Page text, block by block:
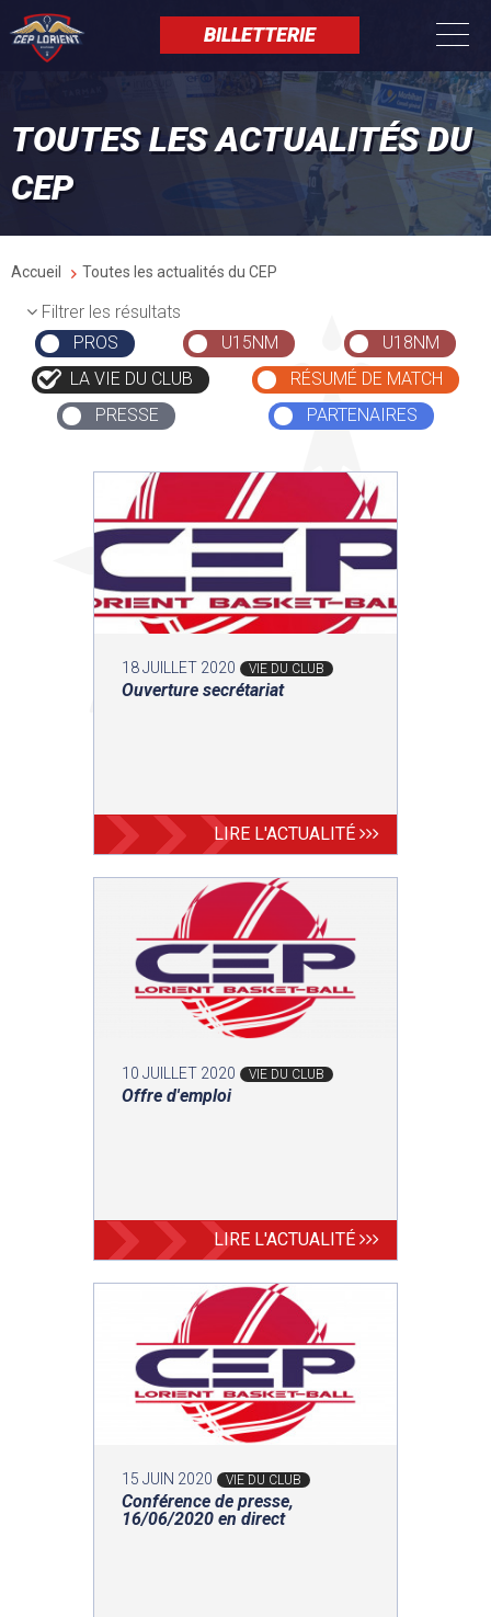
au
contenu
principal
BILLETTERIE
TOUTES LES ACTUALITÉS DU
CEP
Fil
Accueil Toutes les actualités du CEP
Filtrer les résultats
PROS
U15NM
U18NM
LA VIE DU CLUB
RÉSUMÉ DE MATCH
PRESSE
PARTENAIRES
18 JUILLET 2020 VIE DU CLUB
Ouverture secrétariat
LIRE L'ACTUALITÉ
10 JUILLET 2020 VIE DU CLUB
Offre d'emploi
LIRE L'ACTUALITÉ
15 JUIN 2020 VIE DU CLUB
Conférence de presse,
16/06/2020 en direct
Panneau de gestion des cookies